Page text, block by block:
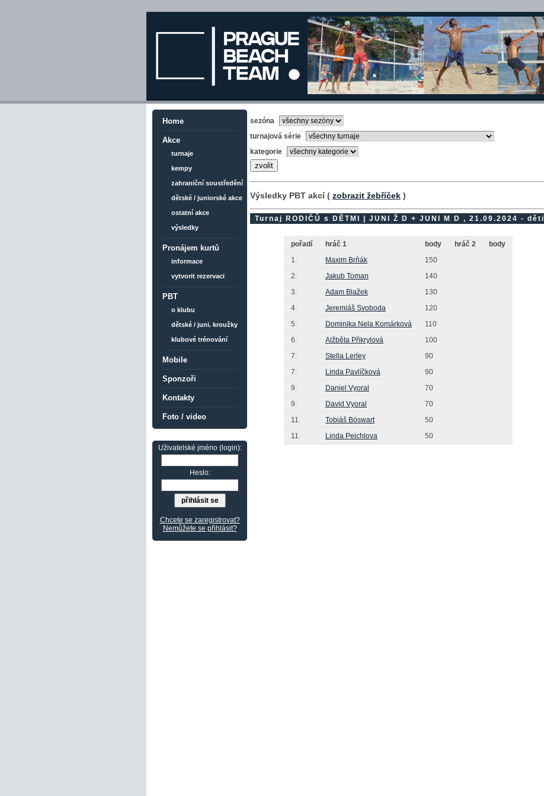
Home
Akce
turnaje
kempy
zahraniční soustředění
dětské / juniorské akce
ostatní akce
výsledky
Pronájem kurtů
informace
vytvorit rezervaci
PBT
o klubu
dětské / juni. kroužky
klubové trénování
Mobile
Sponzoři
Kontakty
Foto / video
Uživatelské jméno (login):
Heslo:
Chcete se zaregistrovat?
Nemůžete se přihlásit?
sezóna
turnajová série
kategorie
Výsledky PBT akcí ( zobrazit žebříček )
Turnaj RODIČŮ s DĚTMI | JUNI Ž D + JUNI M D , 21.09.2024 - děti
pořadí hráč 1 body hráč 2
body
1.
Maxim Brňák
150
2.
Jakub Toman
140
3.
Adam Blažek
130
4.
Jeremiáš Svoboda
120
5.
Dominika Nela Komárková
110
6.
Alžběta Přikrylová
100
7.
Stella Lerley
90
7.
Linda Pavlíčková
90
9.
Daniel Vyoral
70
9.
David Vyoral
70
11.
Tobiáš Böswart
50
11.
Linda Peichlova 50